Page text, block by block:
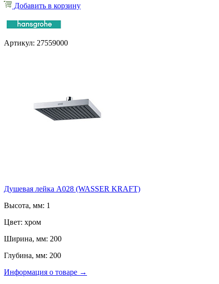
Добавить в корзину
Артикул: 27559000
Душевая лейка А028 (WASSER KRAFT)
Высота, мм: 1
Цвет: хром
Ширина, мм: 200
Глубина, мм: 200
Информация о товаре →